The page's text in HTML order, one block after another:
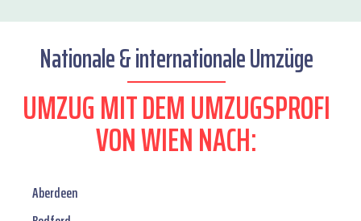
Nationale & internationale Umzüge
UMZUG MIT DEM UMZUGSPROFI
VON WIEN NACH:
Aberdeen